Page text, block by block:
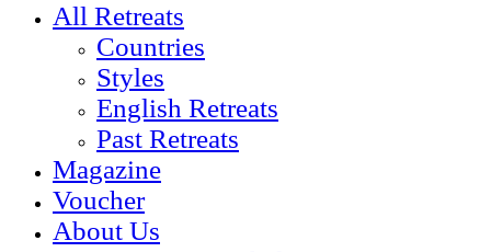
All Retreats
Countries
Styles
English Retreats
Past Retreats
Magazine
Voucher
About Us